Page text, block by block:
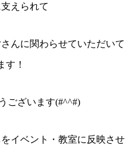
えられて
んに関わらせていただいて
す！
ございます(#^^#)
イベント・教室に反映させ